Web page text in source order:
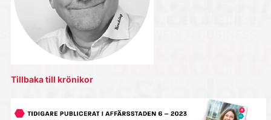
Tillbaka till krönikor